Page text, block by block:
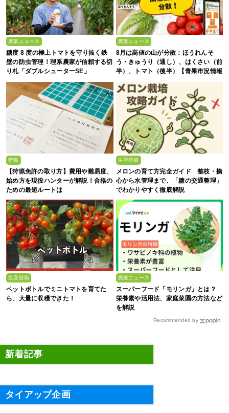
農業ニュース
糖度 8 度の極上トマトを守り抜く鉄
壁の防虫管理！理系農家が信頼する切
り札「ダブルシューターSE」
農業ニュース
8月は高値の山が分散：ほうれんそ
う・きゅうり（通し）、はくさい（前
半）、トマト（後半）【青果市況情報
アプリ「YAOYASAN」】
狩猟
【狩猟免許の取り方】費用や難易度、
始め方を現役ハンターが解説！合格の
ための最短ルートは
生産技術
メロンの育て方完全ガイド 整枝・摘
心から水管理まで、「糖の交通整理」
でわかりやすく徹底解説
生産技術
ペットボトルでミニトマトを育てた
ら、大量に収穫できた！
農業ニュース
スーパーフード「モリンガ」とは？
栄養素や活用法、家庭菜園の方法など
を解説
Recommended by
新着記事
タイアップ企画